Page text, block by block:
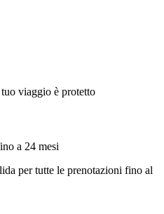
viaggio è protetto
a 24 mesi
per tutte le prenotazioni fino al